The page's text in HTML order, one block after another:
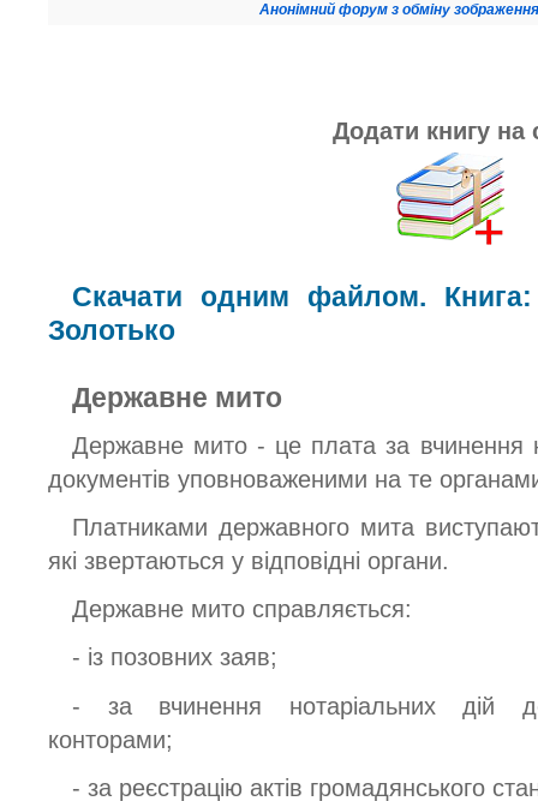
Анонімний форум з обміну
Додати книгу на
Скачати одним файлом.
Золотько
Державне мито
Державне мито - це плата за вчинення
документів уповноваженими на те
Платниками державного мита
які звертаються у відповідні органи.
Державне мито справляється:
- із позовних заяв;
- за вчинення нотаріальних дій
конторами;
- за реєстрацію актів громадянського